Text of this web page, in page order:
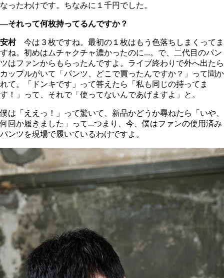
なったわけです。ちなみに１千円でした。
―それって何枚持ってるんですか？
安村今は３枚ですね。最初の１枚はもう色落ちしまくってま
すね。初めはムチャクチャ濃かったのに...。で、二代目のパン
ツはファンからもらったんですよ。ライブ終わりで外へ出たら
カップルがいて「パンツ、どこで買ったんですか？」って聞か
れて。「ドンキです」って答えたら「私も同じの持ってま
す！」って、それで「使ってないんであげますよ」と。
僕は「ええっ！」って驚いて、新品かどうか尋ねたら「いや、
何回か履きました」って...つまり、今、僕はファンの使用済み
パンツを現場で履いているわけですよ。